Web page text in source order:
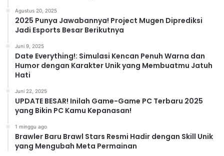
Agustus 20, 2025
2025 Punya Jawabannya! Project Mugen Diprediksi
Jadi Esports Besar Berikutnya
Juni 9, 2025
Date Everything!: Simulasi Kencan Penuh Warna dan
Humor dengan Karakter Unik yang Membuatmu Jatuh
Hati
Juni 22, 2025
UPDATE BESAR! Inilah Game-Game PC Terbaru 2025
yang Bikin PC Kamu Kepanasan!
1 minggu ago
Brawler Baru Brawl Stars Resmi Hadir dengan Skill Unik
yang Mengubah Meta Permainan